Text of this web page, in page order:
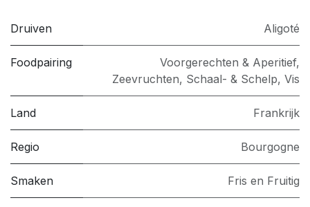
Druiven Aligoté
Foodpairing Voorgerechten & Aperitief,
Zeevruchten, Schaal- & Schelp, Vis
Land Frankrijk
Regio Bourgogne
Smaken Fris en Fruitig